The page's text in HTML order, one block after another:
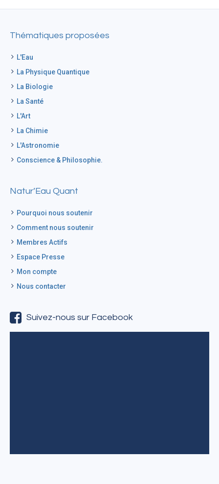
Thématiques proposées
L'Eau
La Physique Quantique
La Biologie
La Santé
L'Art
La Chimie
L'Astronomie
Conscience & Philosophie.
Natur’Eau Quant
Pourquoi nous soutenir
Comment nous soutenir
Membres Actifs
Espace Presse
Mon compte
Nous contacter
Suivez-nous sur Facebook